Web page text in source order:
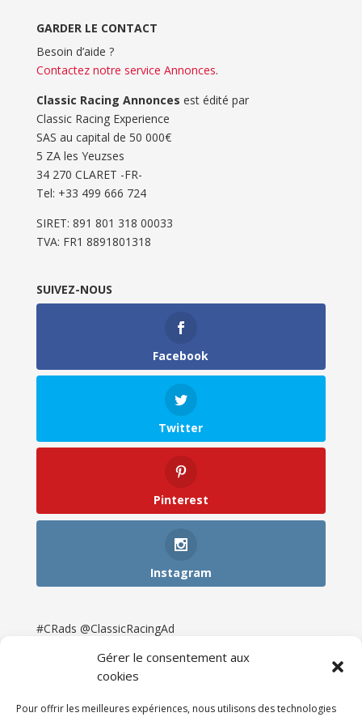
Gérer le consentement aux
cookies
Pour offrir les meilleures expériences, nous utilisons des technologies
GARDER LE CONTACT
Besoin d’aide ?
Contactez notre service Annonces.
Classic Racing Annonces est édité par
Classic Racing Experience
SAS au capital de 50 000€
5 ZA les Yeuzses
34 270 CLARET -FR-
Tel: ‭+33 499 666 724‬
SIRET: 891 801 318 00033
TVA: FR1 8891801318
SUIVEZ-NOUS
Facebook
Twitter
Pinterest
Instagram
#CRads @ClassicRacingAd